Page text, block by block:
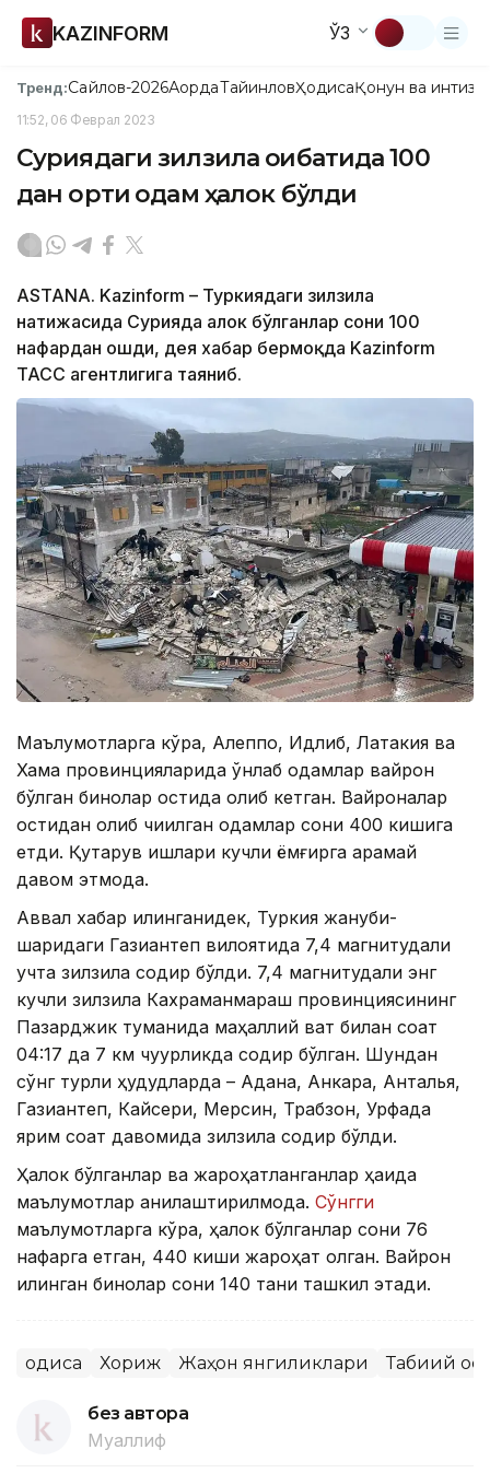
KAZINFORM ЎЗ
Тренд:Сайлов-2026АқордаТайинловҲодисаҚонун ва
11:52, 06 Феврал 2023
Суриядаги зилзила оқибатида 100
дан ортиқ одам ҳалок бўлди
ASTANA. Kazinform – Туркиядаги зилзила
натижасида Сурияда ҳалок бўлганлар сони 100
нафардан ошди, дея хабар бермоқда Kazinform
ТАСС агентлигига таяниб.
Маълумотларга кўра, Алеппо, Идлиб, Латакия ва
Хама провинцияларида ўнлаб одамлар вайрон
бўлган бинолар остида қолиб кетган. Вайроналар
остидан олиб чиқилган одамлар сони 400 кишига
етди. Қутқарув ишлари кучли ёмғирга қарамай
давом этмоқда.
Аввал хабар қилинганидек, Туркия жануби-
шарқидаги Газиантеп вилоятида 7,4 магнитудали
учта зилзила содир бўлди. 7,4 магнитудали энг
кучли зилзила Кахраманмараш провинциясининг
Пазарджик туманида маҳаллий вақт билан соат
04:17 да 7 км чуқурликда содир бўлган. Шундан
сўнг турли ҳудудларда – Адана, Анкара, Анталья,
Газиантеп, Кайсери, Мерсин, Трабзон, Урфада
ярим соат давомида зилзила содир бўлди.
Ҳалок бўлганлар ва жароҳатланганлар ҳақида
маълумотлар аниқлаштирилмоқда. Сўнгги
маълумотларга кўра, ҳалок бўлганлар сони 76
нафарга етган, 440 киши жароҳат олган. Вайрон
қилинган бинолар сони 140 тани ташкил этади.
Ҳодиса Хориж Жаҳон янгиликлари Табиий
без автора
Муаллиф